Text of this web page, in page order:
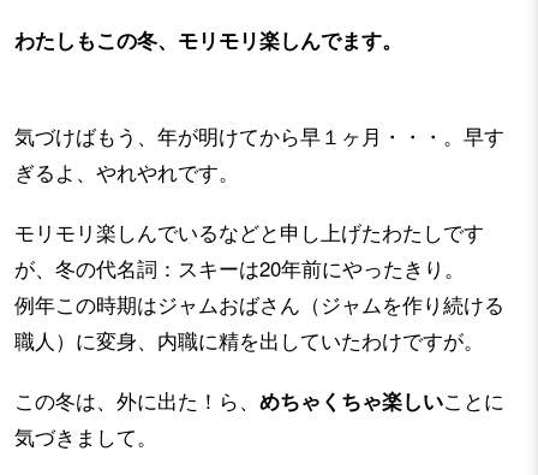
わたしもこの冬、モリモリ楽しんでます。
気づけばもう、年が明けてから早１ヶ月・・・。 早す
ぎるよ、やれやれです。
モリモリ楽しんでいるなどと申し上げたわたしです
が、冬の代名詞：スキーは20年前にやったきり。
例年この時期はジャムおばさん（ジャムを作り続ける
職人）に変身、内職に精を出していたわけですが。
この冬は、外に出た！ら、 めちゃくちゃ楽しいことに
気づきまして。